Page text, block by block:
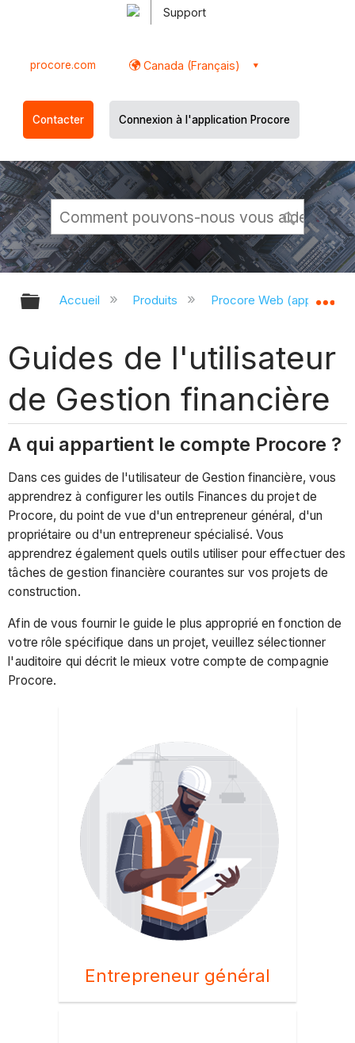
Support
procore.com Canada (Français)
Contacter Connexion à l'application Procore
Développer/réduire la hiérarchie
Accueil Produits Procore Web
Guides de l'utilisateur
de Gestion financière
A qui appartient le compte Procore ?
Dans ces guides de l'utilisateur de Gestion financière, vous
apprendrez à configurer les outils Finances du projet de
Procore, du point de vue d'un entrepreneur général, d'un
propriétaire ou d'un entrepreneur spécialisé. Vous
apprendrez également quels outils utiliser pour effectuer des
tâches de gestion financière courantes sur vos projets de
construction.
Afin de vous fournir le guide le plus approprié en fonction de
votre rôle spécifique dans un projet, veuillez sélectionner
l'auditoire qui décrit le mieux votre compte de compagnie
Procore.
Entrepreneur général